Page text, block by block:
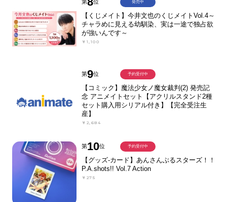
第 位
【くじメイト】今井文也のくじメイトVol.4～
チャラめに見える幼馴染、実は一途で独占欲
が強いんです～
￥1,100
発売中
第9位
【コミック】魔法少女ノ魔女裁判(2) 発売記
念 アニメイトセット【アクリルスタンド2種
セット購入用シリアル付き】【完全受注生
産】
￥2,684
予約受付中
第10位
【グッズ-カード】あんさんぶるスターズ！！
P.A.shots!! Vol.7 Action
￥275
予約受付中